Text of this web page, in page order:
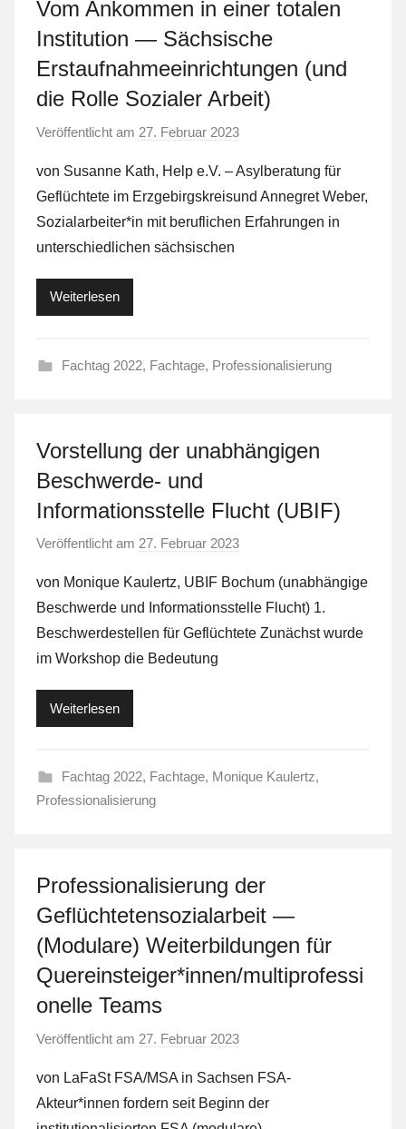
Vom Ankommen in einer totalen
Institution — Sächsische
Erstaufnahmeeinrichtungen (und
die Rolle Sozialer Arbeit)
Veröffentlicht am 27. Februar 2023
n
L
a
von Susanne Kath, Help e.V. – Asylberatung für
Geflüchtete im Erzgebirgskreisund Annegret Weber,
Sozialarbeiter*in mit beruflichen Erfahrungen in
unterschiedlichen sächsischen
Weiterlesen
Fachtag 2022, Fachtage, Professionalisierung
Vorstellung der unabhängigen
Beschwerde- und
Informationsstelle Flucht (UBIF)
Veröffentlicht am 27. Februar 2023
n
L
a
von Monique Kaulertz, UBIF Bochum (unabhängige
Beschwerde und Informationsstelle Flucht) 1.
Beschwerdestellen für Geflüchtete Zunächst wurde
im Workshop die Bedeutung
Weiterlesen
Fachtag 2022, Fachtage, Monique Kaulertz,
Professionalisierung
Professionalisierung der
Geflüchtetensozialarbeit —
(Modulare) Weiterbildungen für
Quereinsteiger*innen/multiprofessi
onelle Teams
Veröffentlicht am 27. Februar 2023
n
L
von LaFaSt FSA/MSA in Sachsen FSA-
Akteur*innen fordern seit Beginn der